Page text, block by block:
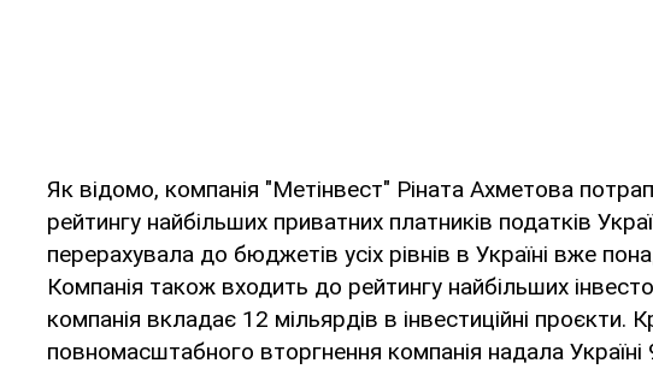
Як відомо, компанія "Метінвест" Ріната Ахметова
рейтингу найбільших приватних платників податків
перерахувала до бюджетів усіх рівнів в Україні вже
Компанія також входить до рейтингу найбільших
компанія вкладає 12 мільярдів в інвестиційні проєкти.
повномасштабного вторгнення компанія надала